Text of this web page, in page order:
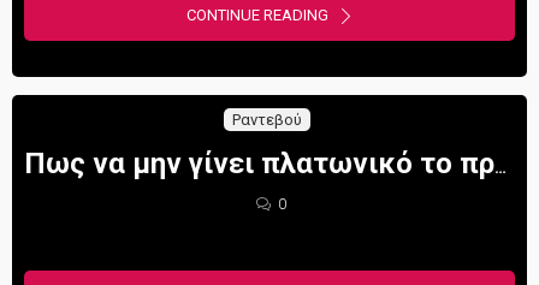
CONTINUE READING
Ραντεβού
Πως να μην γίνει πλατωνικό το πρώτο ραντεβού
0